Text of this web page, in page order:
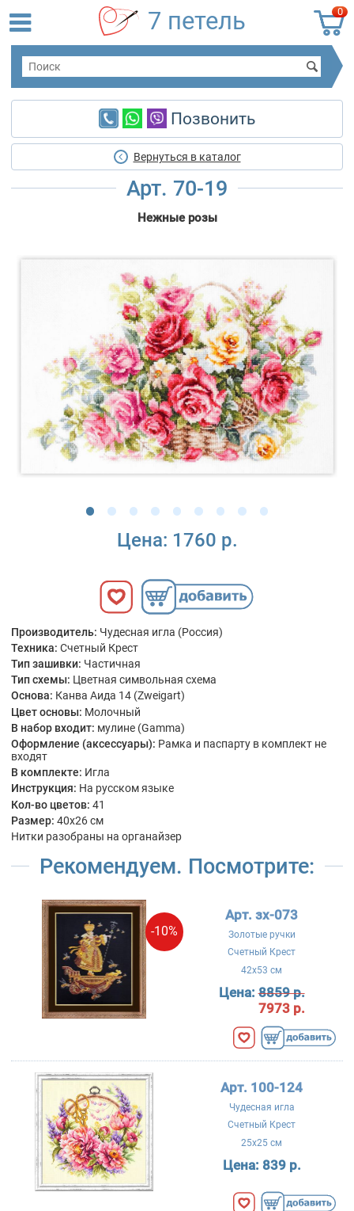
0
7 петель
Позвонить
Вернуться в каталог
Арт. 70-19
Нежные розы
Цена: 1760 р.
Производитель: Чудесная игла (Россия)
Техника: Счетный Крест
Тип зашивки: Частичная
Тип схемы: Цветная символьная схема
Основа: Канва Аида 14 (Zweigart)
Цвет основы: Молочный
В набор входит: мулине (Gamma)
Оформление (аксессуары): Рамка и паспарту в комплект не
входят
В комплекте: Игла
Инструкция: На русском языке
Кол-во цветов: 41
Размер: 40x26 см
Нитки разобраны на органайзер
Рекомендуем. Посмотрите:
-10%
Арт. зх-073
Золотые ручки
Счетный Крест
42x53 см
Цена:8859 р.
7973 р.
Арт. 100-124
Чудесная игла
Счетный Крест
25x25 см
Цена: 839 р.